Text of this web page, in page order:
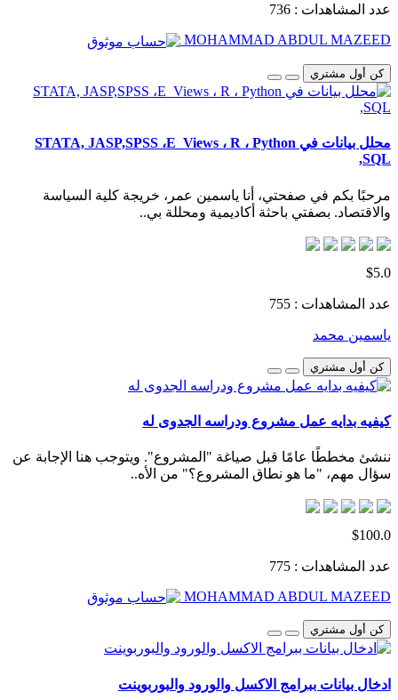
عدد المشاهدات : 736
MOHAMMAD ABDUL MAZEED
كن أول مشتري
محلل بيانات في STATA, JASP,SPSS ،E_Views ، R ، Python
,SQL
مرحبًا بكم في صفحتي، أنا ياسمين عمر، خريجة كلية السياسة
والاقتصاد. بصفتي باحثة أكاديمية ومحللة بي..
$5.0
عدد المشاهدات : 755
ياسمين محمد
كن أول مشتري
كيفيه بدايه عمل مشروع ودراسه الجدوى له
ننشئ مخططًا عامًا قبل صياغة "المشروع". ويتوجب هنا الإجابة عن
سؤال مهم، "ما هو نطاق المشروع؟" من الأه..
$100.0
عدد المشاهدات : 775
MOHAMMAD ABDUL MAZEED
كن أول مشتري
ادخال بيانات ببرامج الاكسل والورود والبوربوينت